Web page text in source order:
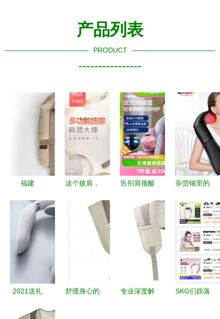
产品列表
PRODUCT
----------------
福建
这个披肩，
颈酸痛的克
星——深度
告别肩颈酸
能与颜值的
「按摩披
肩」，在第
8页终结体
面党的搜索
——聊聊
杂货铺里的
稀奇好物盘
必看“值值
值”装备
2021送礼
舒缓身心的
专业深度解
SKG们跌落